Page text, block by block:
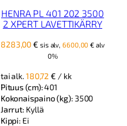
HENRA PL 401 202 3500
2 XPERT LAVETTIKÄRRY
8283,00€ sis alv,6600,00€ alv
0%
tai alk.180,72€ / kk
Pituus (cm):401
Kokonaispaino (kg): 3500
Jarrut: Kyllä
Kippi: Ei